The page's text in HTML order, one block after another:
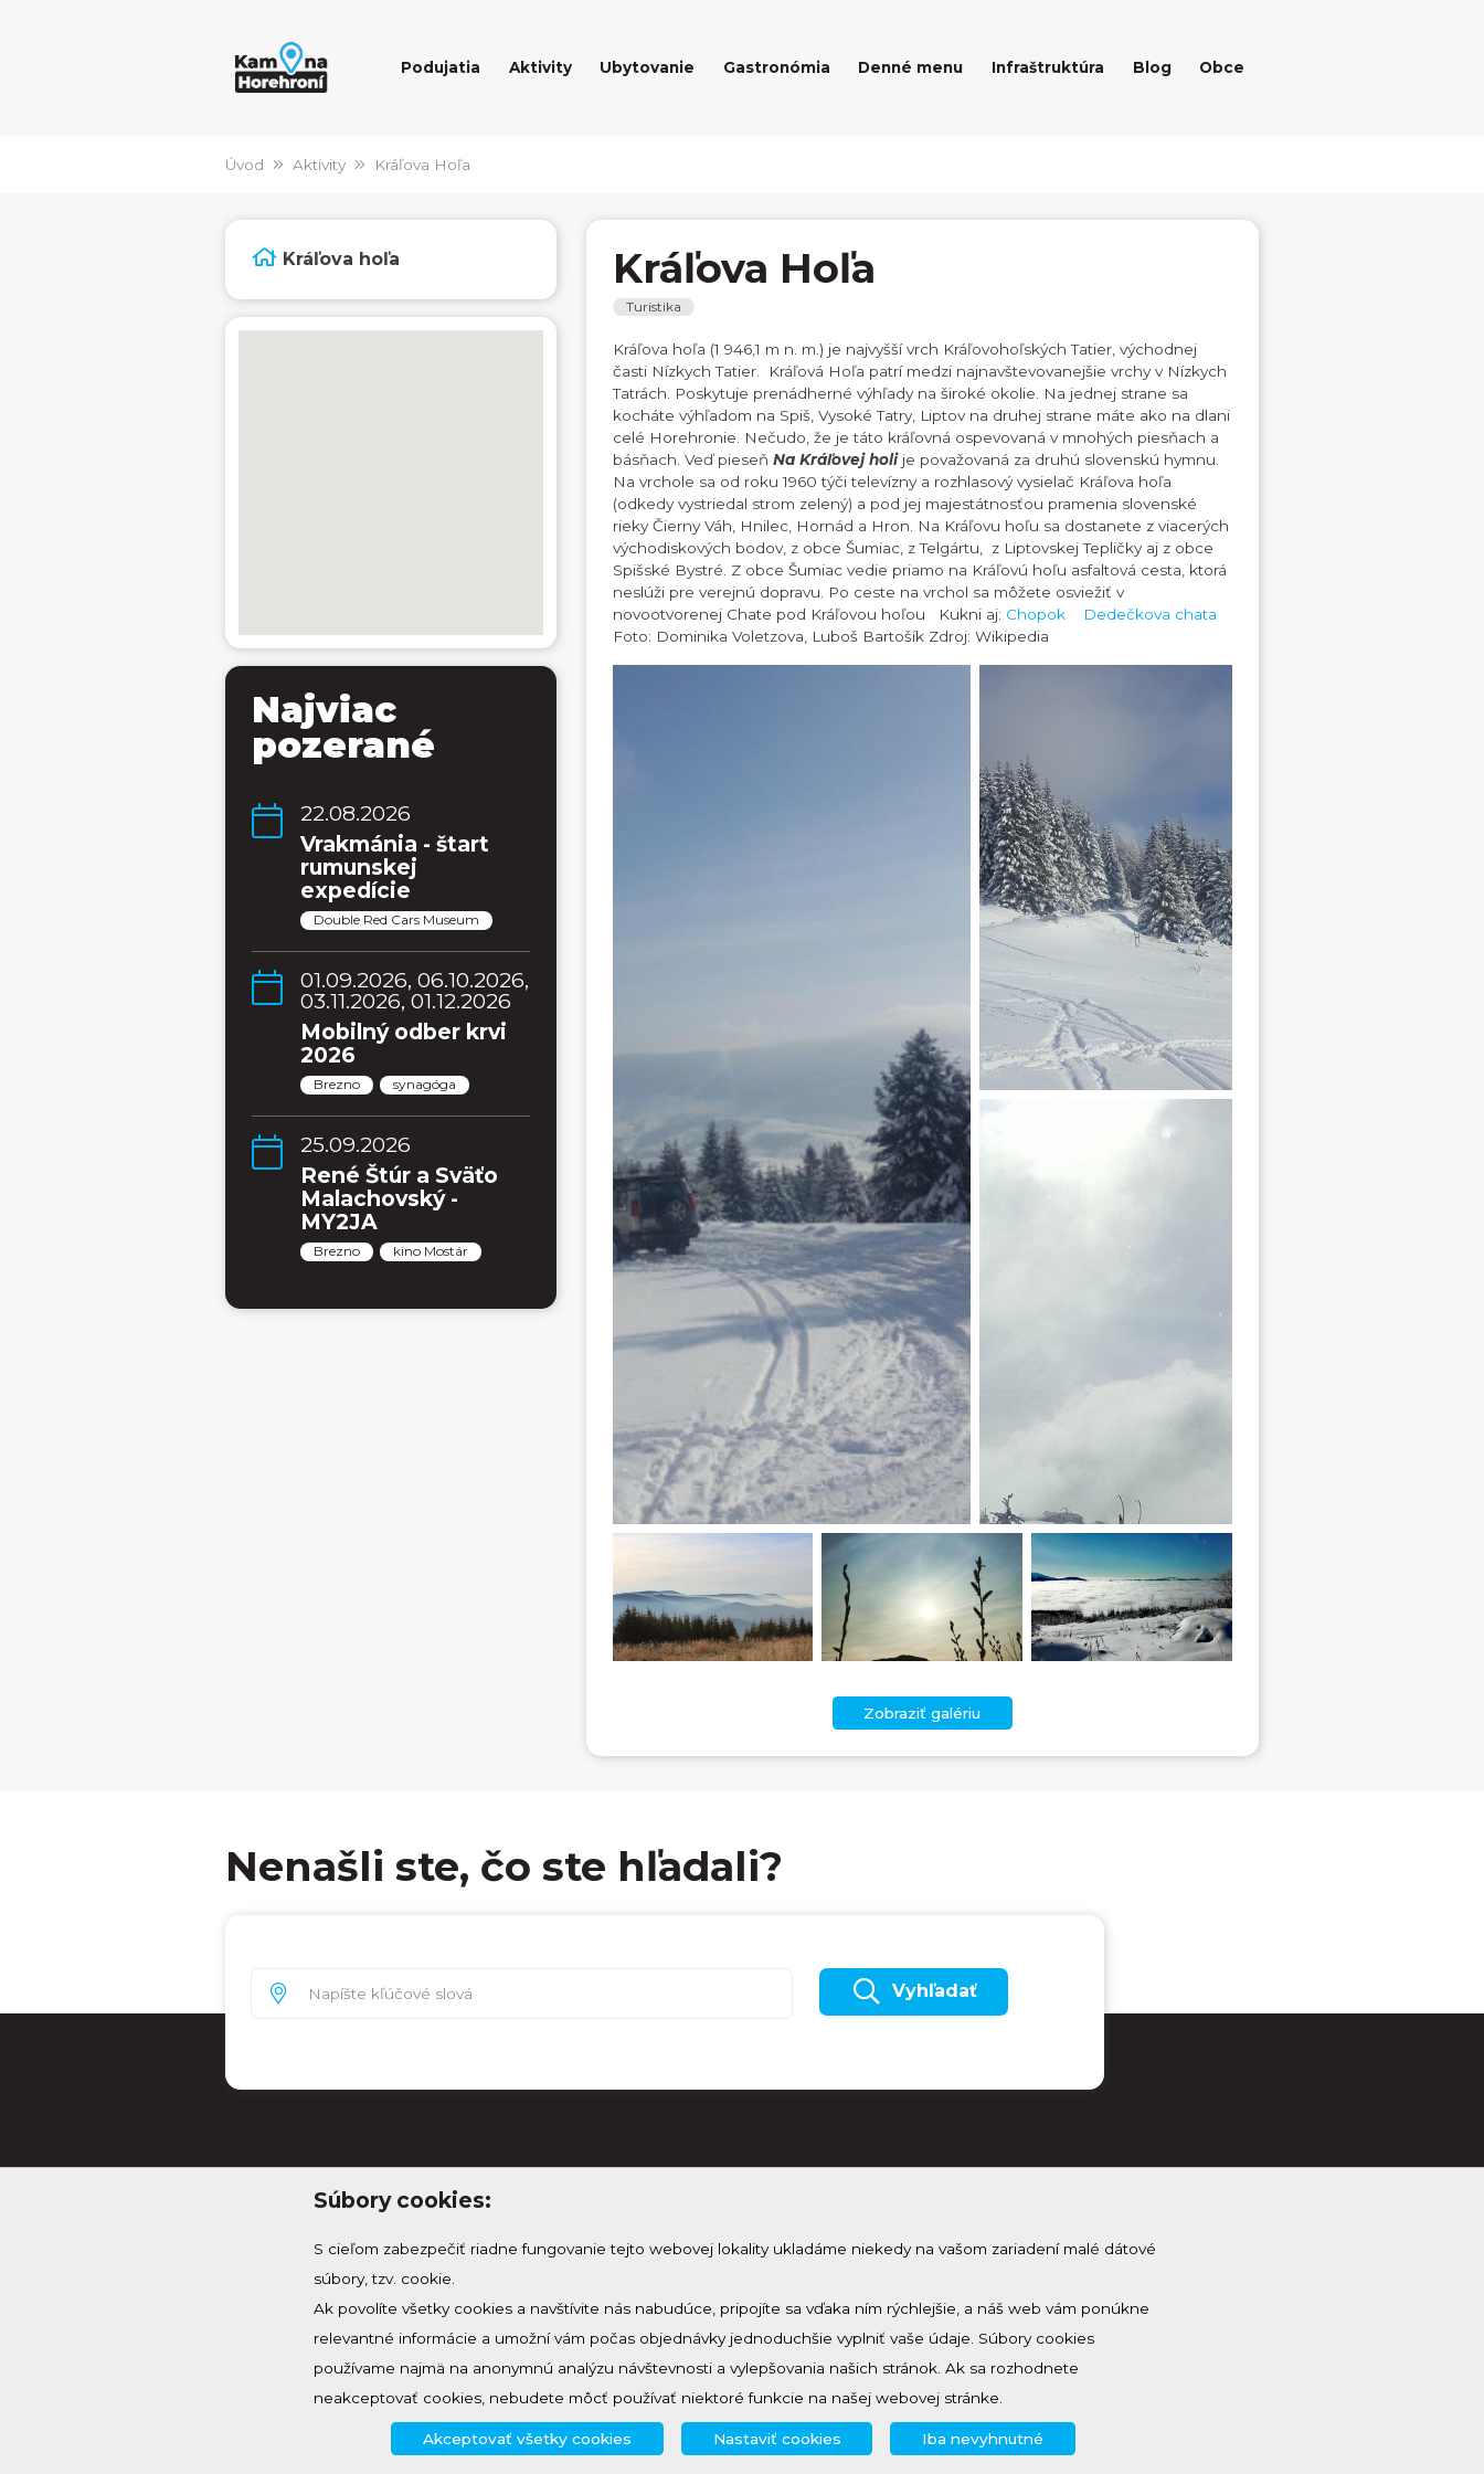
Podujatia Aktivity Ubytovanie Gastronómia Denné menu Infraštruktúra Blog Obce
Úvod Aktivity Kráľova Hoľa
Kráľova hoľa
Najviac
pozerané
22.08.2026
Vrakmánia - štart
rumunskej
expedície
Double Red Cars Museum
01.09.2026, 06.10.2026,
03.11.2026, 01.12.2026
Mobilný odber krvi
2026
Brezno synagóga
25.09.2026
René Štúr a Sväťo
Malachovský -
MY2JA
Brezno kino Mostár
Kráľova Hoľa
Turistika
Kráľova hoľa (1 946,1 m n. m.) je najvyšší vrch Kráľovohoľských Tatier, východnej
časti Nízkych Tatier. Kráľová Hoľa patrí medzi najnavštevovanejšie vrchy v Nízkych
Tatrách. Poskytuje prenádherné výhľady na široké okolie. Na jednej strane sa
kocháte výhľadom na Spiš, Vysoké Tatry, Liptov na druhej strane máte ako na dlani
celé Horehronie. Nečudo, že je táto kráľovná ospevovaná v mnohých piesňach a
básňach. Veď pieseň Na Kráľovej holije považovaná za druhú slovenskú hymnu.
Na vrchole sa od roku 1960 týči televízny a rozhlasový vysielač Kráľova hoľa
(odkedy vystriedal strom zelený) a pod jej majestátnosťou pramenia slovenské
rieky Čierny Váh, Hnilec, Hornád a Hron. Na Kráľovu hoľu sa dostanete z viacerých
východiskových bodov, z obce Šumiac, z Telgártu, z Liptovskej Tepličky aj z obce
Spišské Bystré. Z obce Šumiac vedie priamo na Kráľovú hoľu asfaltová cesta, ktorá
neslúži pre verejnú dopravu. Po ceste na vrchol sa môžete osviežiť v
novootvorenej Chate pod Kráľovou hoľou Kukni aj: Chopok
Dedečkova chata
Foto: Dominika Voletzova, Luboš Bartošík Zdroj: Wikipedia
Zobraziť galériu
Nenašli ste, čo ste hľadali?
Vyhľadať
info@knh.sk
+421 903 294 997
Zmeniť nastavenie cookies
Prihlás sa na odber a dostávaj novinky ako prvý
© 2024 - 2026, created bycreative solution
Súbory cookies:
S cieľom zabezpečiť riadne fungovanie tejto webovej lokality ukladáme niekedy na vašom zariadení malé dátové
súbory, tzv. cookie.
Ak povolíte všetky cookies a navštívite nás nabudúce, pripojíte sa vďaka ním rýchlejšie, a náš web vám ponúkne
relevantné informácie a umožní vám počas objednávky jednoduchšie vyplniť vaše údaje. Súbory cookies
používame najmä na anonymnú analýzu návštevnosti a vylepšovania našich stránok. Ak sa rozhodnete
neakceptovať cookies, nebudete môcť používať niektoré funkcie na našej webovej stránke.
Akceptovať všetky cookies Nastaviť cookies Iba nevyhnutné